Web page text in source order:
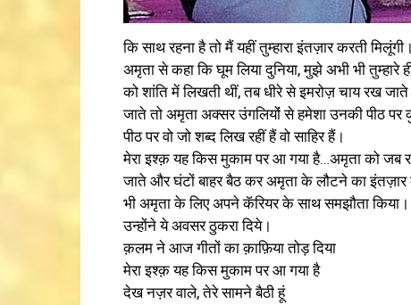
कि साथ रहना है तो मैं यहीं तुम्हारा इंतज़ार करती
अमृता से कहा कि घूम लिया दुनिया, मुझे अभी भी
को शांति में लिखती थीं, तब धीरे से इमरोज़ चाय रख
जाते तो अमृता अक्सर उंगलियोंं से हमेशा उनकी पीठ
पीठ पर वो जो शब्द लिख रहीं हैं वो साहिर हैं।
मेरा इश्क़ यह किस मुकाम पर आ गया है…अमृता को जब
जाते और घंटों बाहर बैठ कर अमृता के लौटने का
भी अमृता के लिए अपने कॅरियर के साथ समझौता
उन्होंने ये अवसर ठुकरा दिये।
क़लम ने आज गीतों का क़ाफ़िया तोड़ दिया
मेरा इश्क़ यह किस मुकाम पर आ गया है
देख नज़र वाले, तेरे सामने बैठी हूं